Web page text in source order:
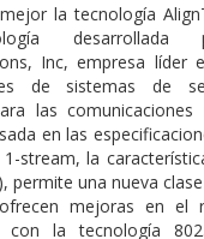
la tecnología
desarrollada
Inc, empresa líder
de sistemas de
las comunicaciones
en las
1-stream, la
permite una nueva
mejoras en el
con la tecnología